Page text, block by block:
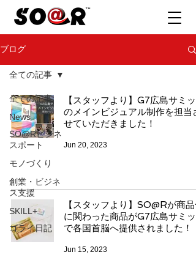
ブログ
全ての記事
News
SO@Rビジネ
スポート
モノづくり
創業・ビジネ
ス支援
SKILL+
ゴライ日記
全ての記事
【スタッフより】G7広島サミッ
のメインビジュアル制作を担当さ
せていただきました！
Jun 20, 2023
【スタッフより】SO@Rが商品
に関わった商品がG7広島サミッ
で各国首脳へ提供されました！！
Jun 15, 2023